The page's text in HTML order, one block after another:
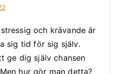
och krävande är
sig tid för sig själv.
ge dig själv chansen
hur gör man detta?